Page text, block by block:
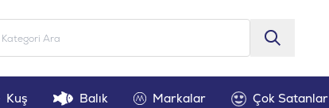
Kuş Balık Markalar Çok Satanlar